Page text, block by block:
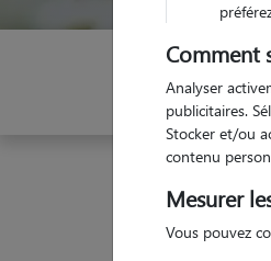
Comment
Analyser
publicitaires.
Stocker et/ou
contenu
Mesurer
Vous pouvez